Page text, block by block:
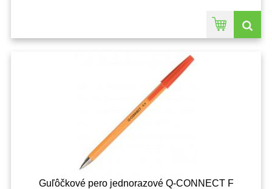
Guľôčkové pero jednorazové Q-CONNECT F